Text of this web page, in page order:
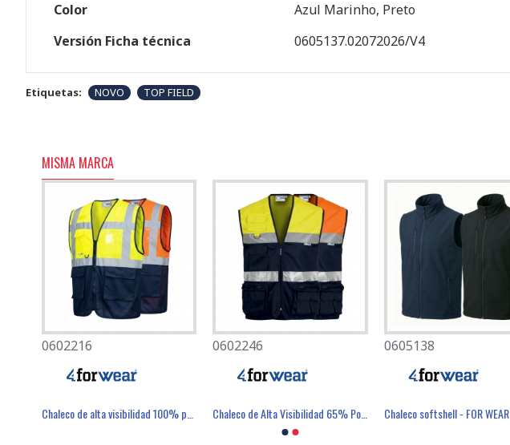
Color
Azul Marinho, Preto
Versión Ficha técnica
0605137.02072026/V4
Etiquetas: NOVO TOP FIELD
MISMA MARCA
0602216
Chaleco de alta visibilidad 100% poliéster - FOR WEAR
0602246
Chaleco de Alta Visibilidad 65% Poliéster / 35% Algodón - FOR WEAR
0605138
Chaleco softshell - FOR WEAR
0501080
Mascarilla Desechable FFP2 Con Válvula - FIELD
0501082
Mascarilla Desechable FFP3 Con Válvula - FIELD
0804011